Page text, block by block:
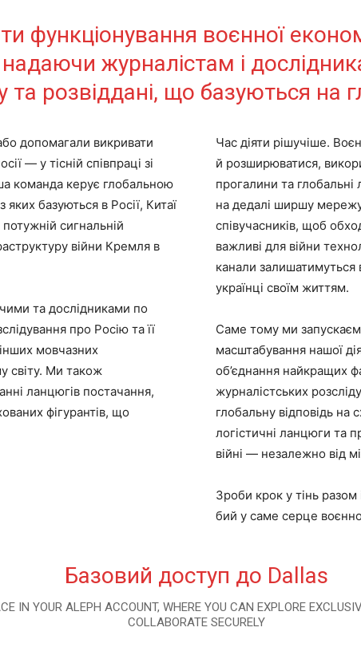
функціонування воєнної
журналістам і
та розвіддані, що базуються на
допомагали викривати
— у тісній співпраці зі
команда керує глобальною
базуються в Росії, Китаї
сигнальній
війни Кремля в
та дослідниками по
про Росію та її
мовчазних
світу. Ми також
ланцюгів постачання,
фігурантів, що
Час діяти рішучіше.
й розширюватися,
прогалини та
на дедалі ширшу мережу
співучасників, щоб
важливі для війни
канали залишатимуться
українці своїм життям.
Саме тому ми
масштабування нашої
об’єднання найкращих
журналістських
глобальну відповідь на
логістичні ланцюги та
війні — незалежно від
Зроби крок у тінь
бий у саме серце
Базовий доступ до Dallas
IN YOUR ALEPH ACCOUNT, WHERE YOU CAN EXPLORE
COLLABORATE SECURELY